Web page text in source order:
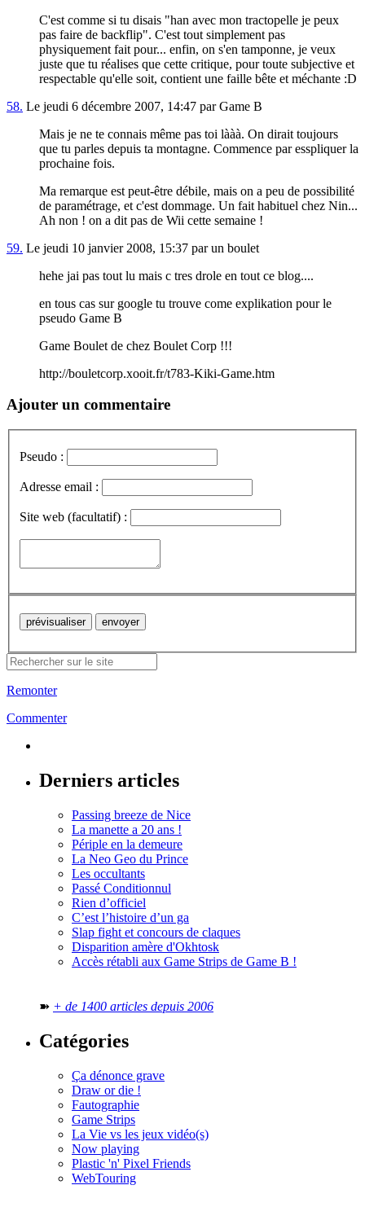
C'est comme si tu disais "han avec mon tractopelle je peux
pas faire de backflip". C'est tout simplement pas
physiquement fait pour... enfin, on s'en tamponne, je veux
juste que tu réalises que cette critique, pour toute subjective et
respectable qu'elle soit, contient une faille bête et méchante :D
58. Le jeudi 6 décembre 2007, 14:47 par Game B
Mais je ne te connais même pas toi lààà. On dirait toujours
que tu parles depuis ta montagne. Commence par esspliquer la
prochaine fois.
Ma remarque est peut-être débile, mais on a peu de possibilité
de paramétrage, et c'est dommage. Un fait habituel chez Nin...
Ah non ! on a dit pas de Wii cette semaine !
59. Le jeudi 10 janvier 2008, 15:37 par un boulet
hehe jai pas tout lu mais c tres drole en tout ce blog....
en tous cas sur google tu trouve come explikation pour le
pseudo Game B
Game Boulet de chez Boulet Corp !!!
http://bouletcorp.xooit.fr/t783-Kiki-Game.htm
Ajouter un commentaire
Pseudo :
Adresse email :
Site web (facultatif) :
Remonter
Commenter
Derniers articles
Passing breeze de Nice
La manette a 20 ans !
Périple en la demeure
La Neo Geo du Prince
Les occultants
Passé Conditionnul
Rien d’officiel
C’est l’histoire d’un ga
Slap fight et concours de claques
Disparition amère d'Okhtosk
Accès rétabli aux Game Strips de Game B !
➽ + de 1400 articles depuis 2006
Catégories
Ça dénonce grave
Draw or die !
Fautographie
Game Strips
La Vie vs les jeux vidéo(s)
Now playing
Plastic 'n' Pixel Friends
WebTouring